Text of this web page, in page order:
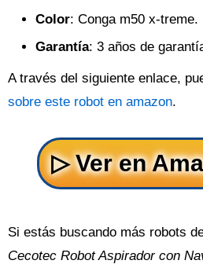
Color: Conga m50 x-treme.
Garantía: 3 años de
A través del siguiente enlace,
sobre este robot en amazon.
Si estás buscando más robots
Cecotec Robot Aspirador con